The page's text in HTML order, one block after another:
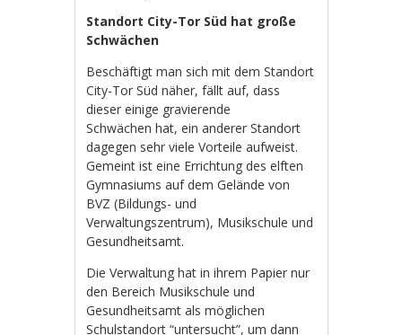
Standort City-Tor Süd hat große
Schwächen
Beschäftigt man sich mit dem Standort
City-Tor Süd näher, fällt auf, dass
dieser einige gravierende
Schwächen hat, ein anderer Standort
dagegen sehr viele Vorteile aufweist.
Gemeint ist eine Errichtung des elften
Gymnasiums auf dem Gelände von
BVZ (Bildungs- und
Verwaltungszentrum), Musikschule und
Gesundheitsamt.
Die Verwaltung hat in ihrem Papier nur
den Bereich Musikschule und
Gesundheitsamt als möglichen
Schulstandort “untersucht”, um dann